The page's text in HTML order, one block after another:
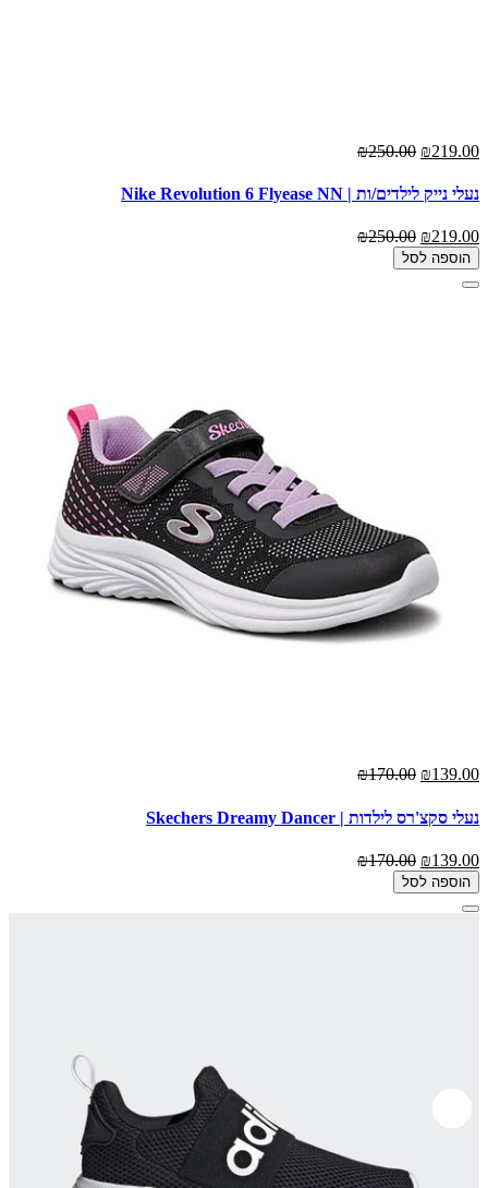
₪219.00
₪250.00
נעלי נייק לילדים/ות | Nike Revolution 6 Flyease NN
₪219.00
₪250.00
הוספה לסל
₪139.00
₪170.00
נעלי סקצ'רס לילדות | Skechers Dreamy Dancer
₪139.00
₪170.00
הוספה לסל